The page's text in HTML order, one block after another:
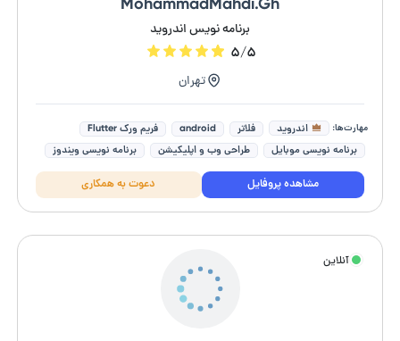
برنامه نویس اندروید
۵/۵
تهران
مهارت‌ها: اندروید فلاتر android
فریم ورک Flutter
برنامه نویسی موبایل
طراحی وب و اپلیکیشن برنامه نویسی ویندوز
مشاهده پروفایل دعوت به همکاری
آنلاین